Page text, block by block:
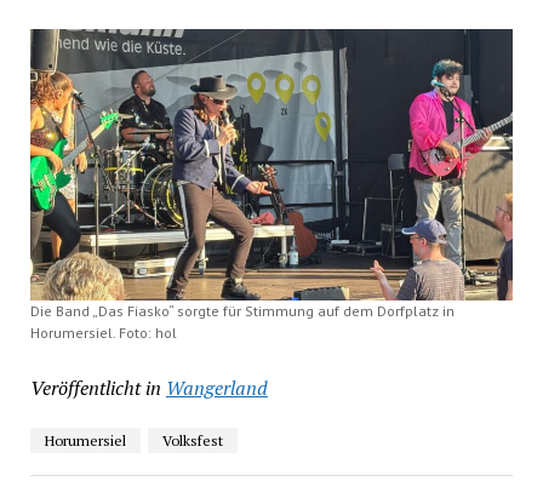
Die Band „Das Fiasko“ sorgte für Stimmung auf dem Dorfplatz in
Horumersiel. Foto: hol
Veröffentlicht in Wangerland
Horumersiel Volksfest